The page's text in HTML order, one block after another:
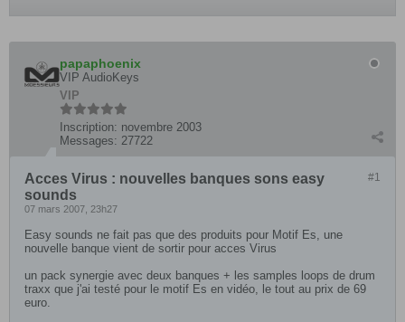
papaphoenix
VIP AudioKeys
VIP
Inscription: novembre 2003
Messages: 27722
#1
Acces Virus : nouvelles banques sons easy
sounds
07 mars 2007, 23h27
Easy sounds ne fait pas que des produits pour Motif Es, une
nouvelle banque vient de sortir pour acces Virus
un pack synergie avec deux banques + les samples loops de drum
traxx que j'ai testé pour le motif Es en vidéo, le tout au prix de 69
euro.